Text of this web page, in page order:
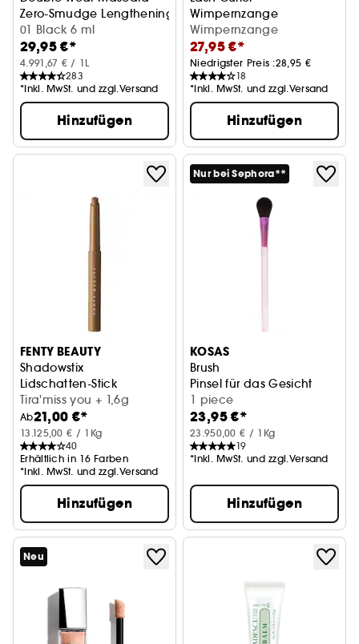
Zero-Smudge Lengthening Mascara
01 Black 6 ml
29,95 €*
4.991,67 € / 1L
283
*Inkl. MwSt. und zzgl.Versand
Hinzufügen
Wimpernzange
Wimpernzange
27,95 €*
Niedrigster Preis :28,95 €
18
*Inkl. MwSt. und zzgl.Versand
Hinzufügen
FENTY BEAUTY
Shadowstix
Lidschatten-Stick
Tira'miss you + 1,6g
Ab21,00 €*
13.125,00 € / 1Kg
40
Erhältlich in 16 Farben
*Inkl. MwSt. und zzgl.Versand
Hinzufügen
Nur bei Sephora**
KOSAS
Brush
Pinsel für das Gesicht
1 piece
23,95 €*
23.950,00 € / 1Kg
19
*Inkl. MwSt. und zzgl.Versand
Hinzufügen
Neu